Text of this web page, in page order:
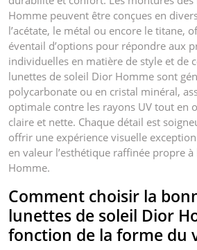
Homme peuvent être conçues en
l’acétate, le métal ou encore le titane,
éventail d’options pour répondre aux
individuelles en matière de style et de
lunettes de soleil Dior Homme sont
polycarbonate ou en cristal minéral,
optimale contre les rayons UV tout en
claire et nette. Chaque détail est
offrir une expérience visuelle
en valeur l’esthétique raffinée propre
Homme.
Comment choisir la
lunettes de soleil Dior
fonction de la forme du